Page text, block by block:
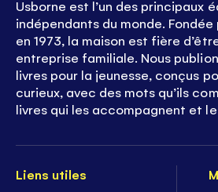
Liens utiles
Usborne est l’un des principaux
indépendants du monde.
en 1973, la maison est fière
entreprise familiale. Nous
livres pour la jeunesse, conçus
curieux, avec des mots qu’ils
livres qui les accompagnent et